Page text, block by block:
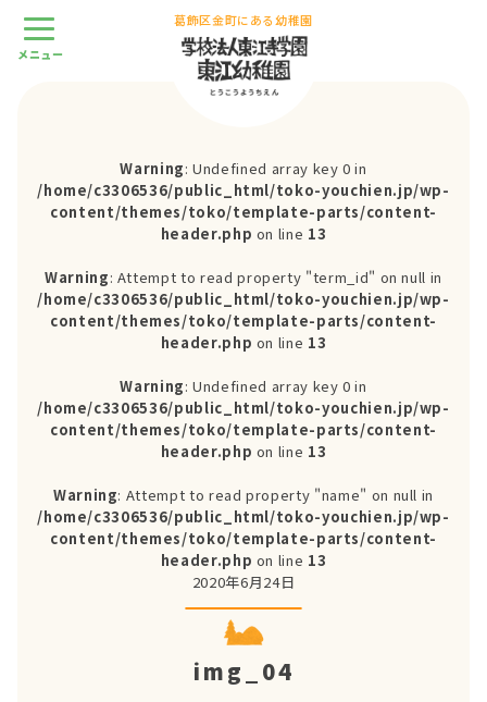
葛飾区金町にある幼稚園
Warning: Undefined array key 0 in
/home/c3306536/public_html/toko-youchien.jp/wp-
content/themes/toko/template-parts/content-
header.php on line 13
Warning: Attempt to read property "term_id" on null in
/home/c3306536/public_html/toko-youchien.jp/wp-
content/themes/toko/template-parts/content-
header.php on line 13
Warning: Undefined array key 0 in
/home/c3306536/public_html/toko-youchien.jp/wp-
content/themes/toko/template-parts/content-
header.php on line 13
Warning: Attempt to read property "name" on null in
/home/c3306536/public_html/toko-youchien.jp/wp-
content/themes/toko/template-parts/content-
header.php on line 13
2020年6月24日
img_04